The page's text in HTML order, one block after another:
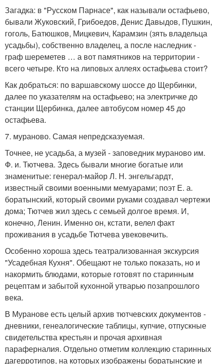
Загадка: в "Русском Парнасе", как называли остафьево,
бывали Жуковский, Грибоедов, Денис Давыдов, Пушкин,
гоголь, Батюшков, Мицкевич, Карамзин (зять владельца
усадьбы), собственно владелец, а после наследник -
граф шереметев … а вот памятников на территории -
всего четыре. Кто на липовых аллеях остафьева стоит?
Как добраться: по варшавскому шоссе до Щербинки,
далее по указателям на остафьево; на электричке до
станции Щербинка, далее автобусом номер 45 до
остафьева.
7. мураново. Самая непредсказуемая.
Точнее, не усадьба, а музей - заповедник мураново им.
Ф. и. Тютчева. Здесь бывали многие богатые или
знаменитые: генерал-майор Л. Н. энгельгардт,
известный своими военными мемуарами; поэт Е. а.
боратынский, который своими руками создавал чертежи
дома; Тютчев жил здесь с семьей долгое время. И,
конечно, Ленин. Именно он, кстати, велел факт
проживания в усадьбе Тютчева увековечить.
Особенно хороша здесь театрализованная экскурсия
"Усадебная Кухня". Обещают не только показать, но и
накормить блюдами, которые готовят по старинным
рецептам и забытой кухонной утварью позапрошлого
века.
В Муранове есть целый архив тютчевских документов -
дневники, генеалогические таблицы, купчие, отпускные
свидетельства крестьян и прочая архивная
параферналия. Отдельно отметим коллекцию старинных
дагерротипов, на которых изображены боратынские и